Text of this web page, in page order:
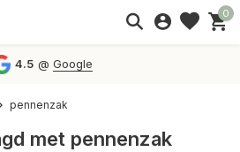
0
4.5 @Google
pennenzak
met pennenzak